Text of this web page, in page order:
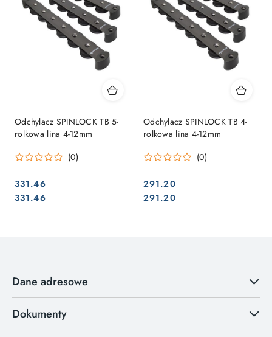
Odchylacz SPINLOCK TB 5-
rolkowa lina 4-12mm
(0)
Cena:
331.46
Cena:
331.46
Odchylacz SPINLOCK TB 4-
rolkowa lina 4-12mm
(0)
Cena:
291.20
Cena:
291.20
Dane adresowe
Dokumenty